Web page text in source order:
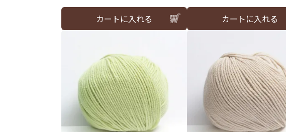
カートに入れる カートに入れる